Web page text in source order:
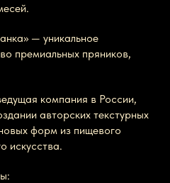
— уникальное
премиальных пряников,
компания в России,
авторских текстурных
форм из пищевого
искусства.